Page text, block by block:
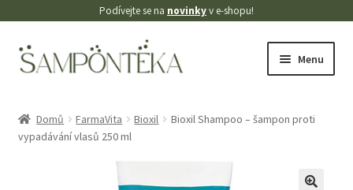
Podívejte se na novinkyv e-shopu!
Přeskočit
na
Přejít
k
Menu
Blog
Domů FarmaVita Bioxil
Bioxil Shampoo – šampon proti
vypadávání vlasů 250 ml